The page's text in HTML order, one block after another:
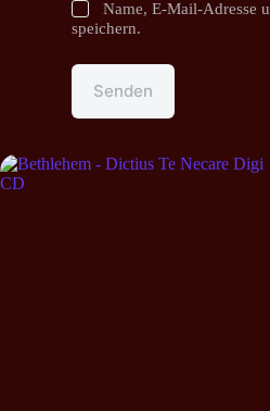
Name, E-Mail-Adresse
speichern.
Senden